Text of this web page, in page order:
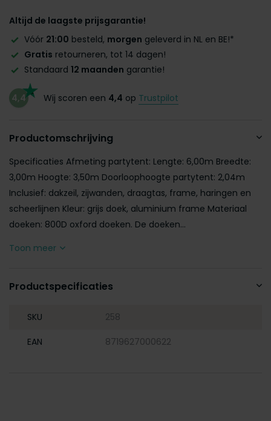
Altijd de laagste prijsgarantie!
Vóór 21:00 besteld, morgen geleverd in NL en BE!*
Gratis retourneren, tot 14 dagen!
Standaard 12 maanden garantie!
4,4 Wij scoren een 4,4 op Trustpilot
Productomschrijving
Specificaties Afmeting partytent: Lengte: 6,00m Breedte:
3,00m Hoogte: 3,50m Doorloophoogte partytent: 2,04m
Inclusief: dakzeil, zijwanden, draagtas, frame, haringen en
scheerlijnen Kleur: grijs doek, aluminium frame Materiaal
doeken: 800D oxford doeken. De doeken...
Toon meer
Productspecificaties
SKU 258
EAN 8719627000622